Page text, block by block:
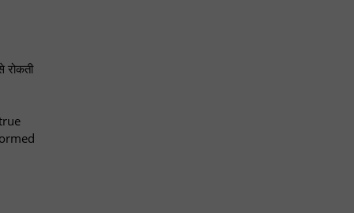
रोकती